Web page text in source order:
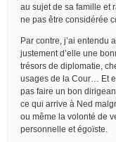
au sujet de sa famille et
ne pas être considérée
Par contre, j’ai entendu
justement d’elle une
trésors de diplomatie,
usages de la Cour… Et
pas faire un bon
ce qui arrive à Ned
ou même la volonté de
personnelle et égoïste.